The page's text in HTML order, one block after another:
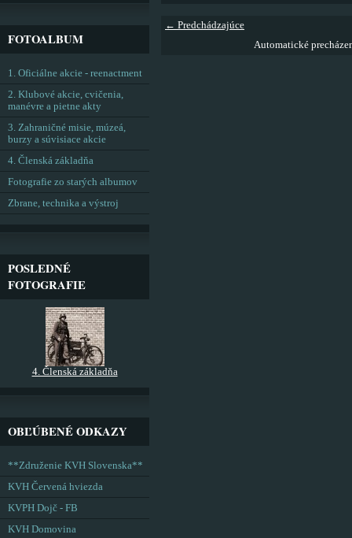
← Predchádzajúce
Automatické
FOTOALBUM
1. Oficiálne akcie - reenactment
2. Klubové akcie, cvičenia,
manévre a pietne akty
3. Zahraničné misie, múzeá,
burzy a súvisiace akcie
4. Členská základňa
Fotografie zo starých albumov
Zbrane, technika a výstroj
POSLEDNÉ
FOTOGRAFIE
4. Členská základňa
OBĽÚBENÉ ODKAZY
**Združenie KVH Slovenska**
KVH Červená hviezda
KVPH Dojč - FB
KVH Domovina